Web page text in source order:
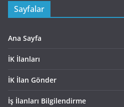
Sayfalar
Ana Sayfa
İK İlanları
İK İlan Gönder
İş İlanları Bilgilendirme